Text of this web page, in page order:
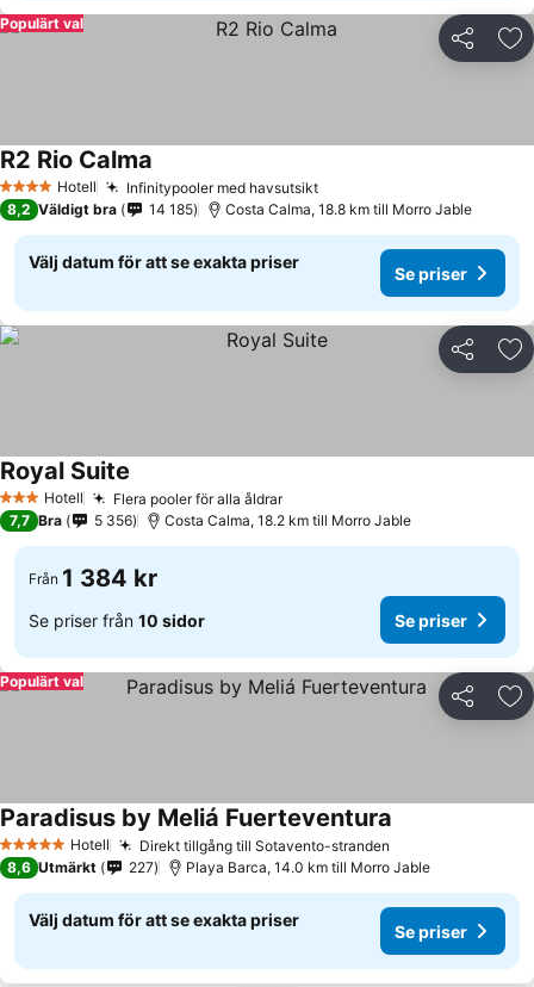
Dela
Populärt val
4 StjärnorHotell Infinitypooler med havsutsikt
R2 Rio Calma
8,2 Väldigt bra 14 185 Costa Calma, 18.8 km till Morro Jable
Välj datum för att se exakta priser
Se priser
Dela
3 StjärnorHotell Flera pooler för alla åldrar
Royal Suite
7,7 Bra 5 356 Costa Calma, 18.2 km till Morro Jable
Från 1 384 kr
Se priser från 10 sidor Se priser
Dela
Populärt val
5 Stjärnor Hotell Direkt tillgång till Sotavento-stranden
Paradisus by Meliá Fuerteventura
8,6 Utmärkt 227 Playa Barca, 14.0 km till Morro Jable
Välj datum för att se exakta priser
Se priser